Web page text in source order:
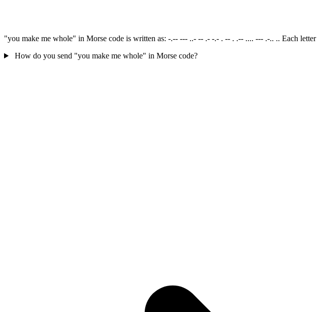
"you make me whole" in Morse code is written as: -.-- --- ..- -- .- -.- . -- . .-- .... --- .-.. .. Each letter
How do you send "you make me whole" in Morse code?